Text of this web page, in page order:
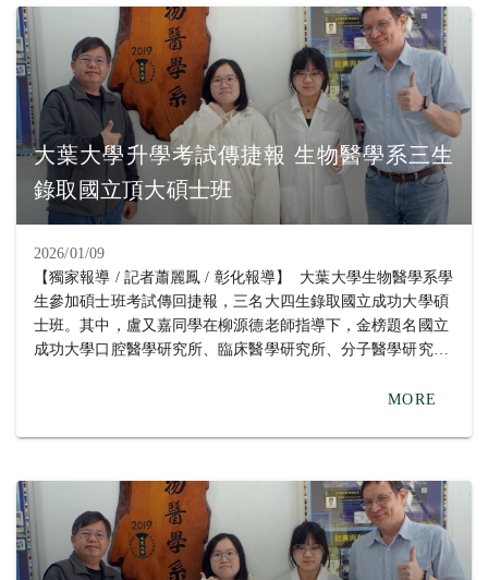
大葉大學升學考試傳捷報 生物醫學系三生
錄取國立頂大碩士班
2026/01/09
【獨家報導 / 記者蕭麗鳳 / 彰化報導】 大葉大學生物醫學系學
生參加碩士班考試傳回捷報，三名大四生錄取國立成功大學碩
士班。其中，盧又嘉同學在柳源德老師指導下，金榜題名國立
成功大學口腔醫學研究所、臨床醫學研究所、分子醫學研究
所；戴庭誼同學在蔡孟?老師指導下，同時錄取國立成功大學
功大學臨床醫學研究所。 畢業於南投高中的周巧閔同學回顧
學習歷程時表示，大一從班導師劉淑瑛老師口中得知彰化基督
教醫院的實習機會，她本身對生物領域很感興趣，因此報名參
加，連續三個暑假都在血液腫瘤醫學研究室實驗，不但了解到
MORE